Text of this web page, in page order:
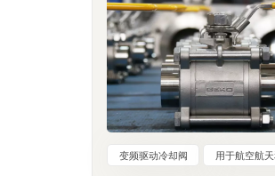
变频驱动冷却阀
用于航空航